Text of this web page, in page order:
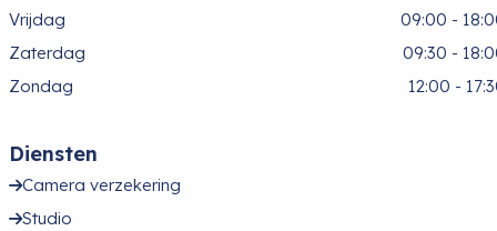
Vrijdag
09:00 -
Zaterdag
09:30 -
Zondag
12:00 -
Diensten
Camera verzekering
Studio